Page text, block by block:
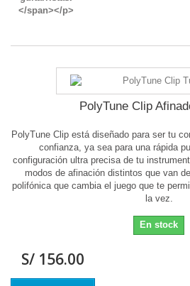
PolyTune Clip
PolyTune Clip está diseñado para ser tu
confianza, ya sea para una rápida
configuración ultra precisa de tu
modos de afinación distintos que van
polifónica que cambia el juego que te
la vez.
En stock
S/ 156.00